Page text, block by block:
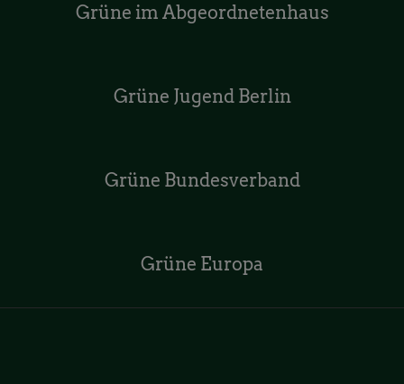
Grüne im Abgeordnetenhaus
Grüne Jugend Berlin
Grüne Bundesverband
Grüne Europa